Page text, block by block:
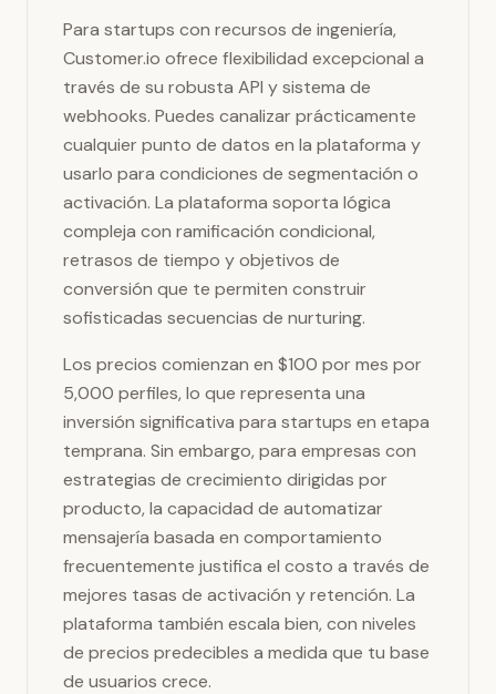
Para startups con recursos de ingeniería,
Customer.io ofrece flexibilidad excepcional a
través de su robusta API y sistema de
webhooks. Puedes canalizar prácticamente
cualquier punto de datos en la plataforma y
usarlo para condiciones de segmentación o
activación. La plataforma soporta lógica
compleja con ramificación condicional,
retrasos de tiempo y objetivos de
conversión que te permiten construir
sofisticadas secuencias de nurturing.
Los precios comienzan en $100 por mes por
5,000 perfiles, lo que representa una
inversión significativa para startups en etapa
temprana. Sin embargo, para empresas con
estrategias de crecimiento dirigidas por
producto, la capacidad de automatizar
mensajería basada en comportamiento
frecuentemente justifica el costo a través de
mejores tasas de activación y retención. La
plataforma también escala bien, con niveles
de precios predecibles a medida que tu base
de usuarios crece.